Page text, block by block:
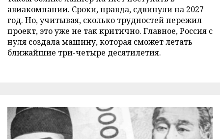
авиакомпании. Сроки, правда, сдвинули на 2027
год. Но, учитывая, сколько трудностей пережил
проект, это уже не так критично. Главное, Россия с
нуля создала машину, которая сможет летать
ближайшие три-четыре десятилетия.